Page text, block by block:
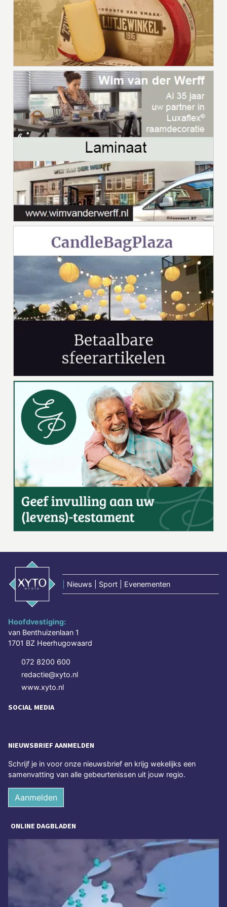
Nieuws | Sport | Evenementen
Hoofdvestiging:
van Benthuizenlaan 1
1701 BZ Heerhugowaard
072 8200 600
redactie@xyto.nl
www.xyto.nl
SOCIAL MEDIA
NIEUWSBRIEF AANMELDEN
Schrijf je in voor onze nieuwsbrief en krijg wekelijks een
samenvatting van alle gebeurtenissen uit jouw regio.
Aanmelden
ONLINE DAGBLADEN